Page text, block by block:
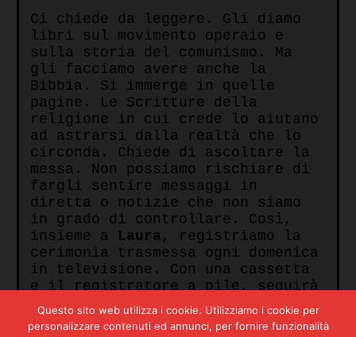
Ci chiede da leggere. Gli diamo
libri sul movimento operaio e
sulla storia del comunismo. Ma
gli facciamo avere anche la
Bibbia. Si immerge in quelle
pagine. Le Scritture della
religione in cui crede lo aiutano
ad astrarsi dalla realtà che lo
circonda. Chiede di ascoltare la
messa. Non possiamo rischiare di
fargli sentire messaggi in
diretta o notizie che non siamo
in grado di controllare. Così,
insieme a Laura , registriamo la
cerimonia trasmessa ogni domenica
in televisione. Con una cassetta
e il registratore a pile, seguirà
la messa in differita
risentendola continuamente.
Questo sito web utilizza i cookie. Utilizziamo i cookie per
personalizzare contenuti ed annunci, per fornire funzionalità